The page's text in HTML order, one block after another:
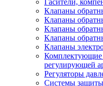
Гасители,
Клапаны
Клапаны
Клапаны
Клапаны
Клапаны
Комплектующие
регулирующей
Регуляторы
Системы защиты